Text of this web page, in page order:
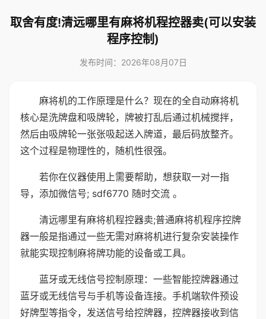
取舍有度!清远哪里有麻将机程控器卖(可以安装
程序控制)
发布时间：2026年08月07日
麻将机的工作原理是什么？现在的全自动麻将机
核心是洗牌盘和吸牌轮，牌被打乱后通过机械搅拌，
然后由吸牌轮一张张吸起送入牌道，最后码放整齐。
这个过程是物理性的，随机性很强。
若你在仪器使用上需要帮助，想获取一对一指
导，添加微信号; sdf6770 随时交流 。
清远哪里有麻将机程控器卖;普通麻将机程序控牌
器一般是指通过一些无需对麻将机进行复杂安装操作
就能实现控制麻将牌功能的设备或工具。
蓝牙或无线信号控制原理：一些智能控牌器通过
蓝牙或无线信号与手机等设备连接。手机端软件预设
好牌型等指令，发送信号给控牌器，控牌器接收到信